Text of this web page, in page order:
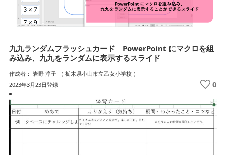
九九ランダムフラッシュカード PowerPoint にマクロを組
み込み、九九をランダムに表示するスライド
作成者： 岩野 淳子 （ 栃木県小山市立乙女小学校 ）
2023年3月23日登録
0